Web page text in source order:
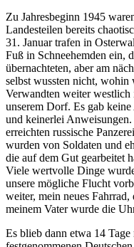
Zu Jahresbeginn 1945
Landesteilen bereits
31. Januar trafen in
Fuß in Schneehemden ein,
übernachteten, aber am
selbst wussten nicht,
Verwandten weiter
unserem Dorf. Es gab
und keinerlei
erreichten russische
wurden von Soldaten und
die auf dem Gut gearbeitet
Viele wertvolle Dinge
unsere mögliche Flucht
weiter, mein neues Fahrrad,
meinem Vater wurde die
Es blieb dann etwa 14